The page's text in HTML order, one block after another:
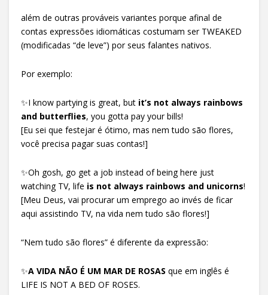
além de outras prováveis variantes porque afinal de
contas expressões idiomáticas costumam ser TWEAKED
(modificadas “de leve”) por seus falantes nativos.
Por exemplo:
✨I know partying is great, but it’s not always rainbows
and butterflies, you gotta pay your bills!
[Eu sei que festejar é ótimo, mas nem tudo são flores,
você precisa pagar suas contas!]
✨Oh gosh, go get a job instead of being here just
watching TV, life is not always rainbows and unicorns!
[Meu Deus, vai procurar um emprego ao invés de ficar
aqui assistindo TV, na vida nem tudo são flores!]
“Nem tudo são flores” é diferente da expressão:
✨A VIDA NÃO É UM MAR DE ROSAS que em inglês é
LIFE IS NOT A BED OF ROSES.